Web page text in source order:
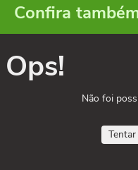
Confira
Ops!
Não foi